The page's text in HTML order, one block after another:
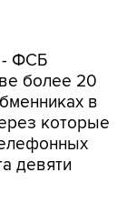
- ФСБ
более 20
в
которые
девяти